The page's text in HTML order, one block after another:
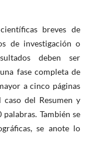
breves de
de investigación o
deben ser
fase completa de
a cinco páginas
del Resumen y
También se
se anote lo